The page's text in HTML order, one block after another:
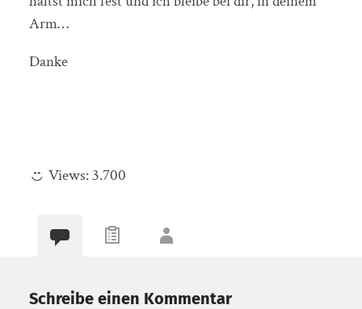
Arm…
Danke
Views:3.700
Schreibe einen Kommentar